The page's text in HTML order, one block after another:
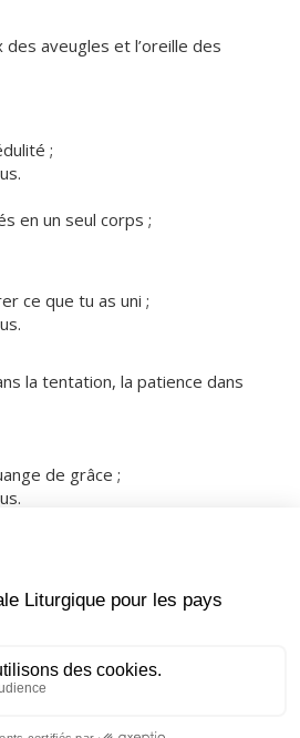
aveugles et l’oreille des
;
en un seul corps ;
ce que tu as uni ;
la tentation, la patience dans
de grâce ;
à ton peuple le pardon que tu
joie d’être sauvé.